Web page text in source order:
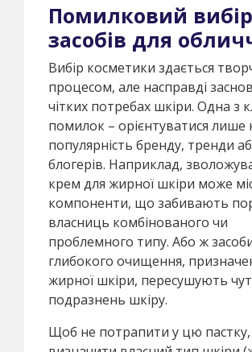
Помилковий вибір
засобів для
Вибір косметики здається
процесом, але насправді
чітких потребах шкіри. Одна з
помилок – орієнтуватися лише
популярність бренду, тренди
блогерів. Наприклад,
крем для жирної шкіри може
компоненти, що забивають
власниць комбінованого чи
проблемного типу. Або ж
глибокого очищення,
жирної шкіри, пересушують
подразнень шкіру.
Щоб не потрапити у цю